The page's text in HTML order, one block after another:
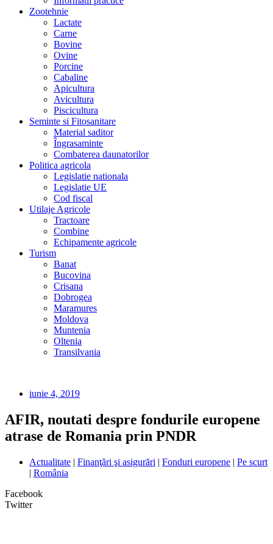
Zootehnie
Lactate
Carne
Bovine
Ovine
Porcine
Cabaline
Apicultura
Avicultura
Piscicultura
Seminte si Fitosanitare
Material saditor
Îngrasaminte
Combaterea daunatorilor
Politica agricola
Legislatie nationala
Legislatie UE
Cod fiscal
Utilaje Agricole
Tractoare
Combine
Echipamente agricole
Turism
Banat
Bucovina
Crisana
Dobrogea
Maramures
Moldova
Muntenia
Oltenia
Transilvania
iunie 4, 2019
AFIR, noutati despre fondurile europene
atrase de Romania prin PNDR
Actualitate | Finanţări şi asigurări | Fonduri europene | Pe scurt
| România
Facebook
Twitter